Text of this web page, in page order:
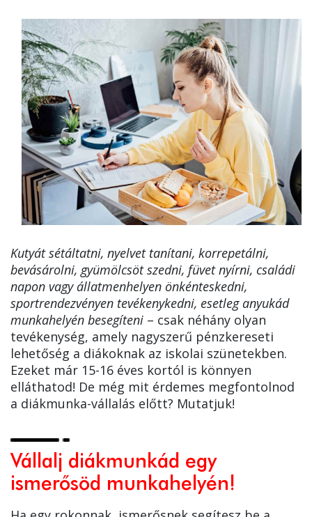
Kutyát sétáltatni, nyelvet tanítani, korrepetálni,
bevásárolni, gyümölcsöt szedni, füvet nyírni, családi
napon vagy állatmenhelyen önkénteskedni,
sportrendezvényen tevékenykedni, esetleg anyukád
munkahelyén besegíteni – csak néhány olyan
tevékenység, amely nagyszerű pénzkereseti
lehetőség a diákoknak az iskolai szünetekben.
Ezeket már 15-16 éves kortól is könnyen
elláthatod! De még mit érdemes megfontolnod
a diákmunka-vállalás előtt? Mutatjuk!
Vállalj diákmunkád egy
ismerősöd munkahelyén!